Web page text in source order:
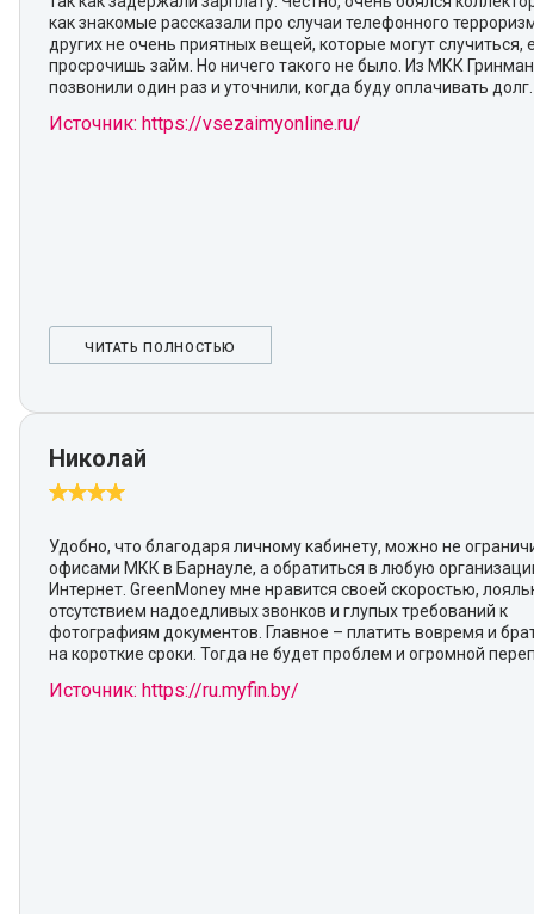
как знакомые рассказали про случаи телефонного
других не очень приятных вещей, которые могут случиться,
просрочишь займ. Но ничего такого не было. Из МКК
позвонили один раз и уточнили, когда буду оплачивать долг.
Источник: https://vsezaimyonline.ru/
ЧИТАТЬ ПОЛНОСТЬЮ
Николай
Удобно, что благодаря личному кабинету, можно не
офисами МКК в Барнауле, а обратиться в любую
Интернет. GreenMoney мне нравится своей скоростью,
отсутствием надоедливых звонков и глупых требований к
фотографиям документов. Главное – платить вовремя и
на короткие сроки. Тогда не будет проблем и огромной
Источник: https://ru.myfin.by/